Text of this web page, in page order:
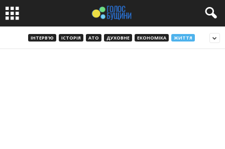
ІНТЕРВ'Ю ІСТОРІЯ АТО ДУХОВНЕ ЕКОНОМІКА ЖИТТЯ